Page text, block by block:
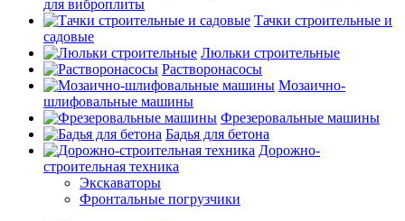
для виброплиты
Тачки строительные и
садовые
Люльки строительные
Растворонасосы
Мозаично-
шлифовальные машины
Фрезеровальные машины
Бадья для бетона
Дорожно-
строительная техника
Экскаваторы
Фронтальные погрузчики